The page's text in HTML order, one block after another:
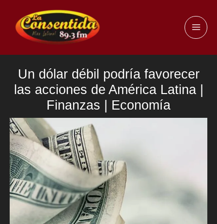
contenido
Un dólar débil podría favorecer
las acciones de América Latina |
Finanzas | Economía